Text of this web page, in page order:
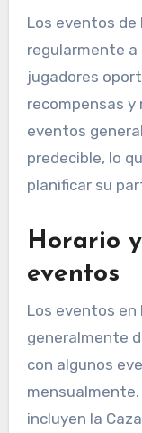
Los eventos de
regularmente a
jugadores
recompensas y
eventos
predecible, lo
planificar su
Horario
eventos
Los eventos en
generalmente
con algunos
incluyen la